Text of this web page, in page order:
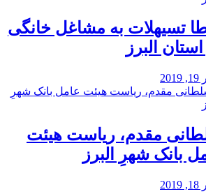
تسیهلات به مشاغل خانگی
البرز
مقدم، ریاست هیئت
بانک شهرِ البرز